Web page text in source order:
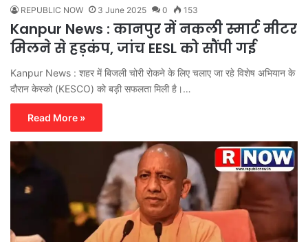
REPUBLIC NOW 3 June 2025 0 153
Kanpur News : कानपुर में नकली स्मार्ट मीटर
मिलने से हड़कंप, जांच EESL को सौंपी गई
Kanpur News : शहर में बिजली चोरी रोकने के लिए चलाए जा रहे विशेष अभियान के
दौरान केस्को (KESCO) को बड़ी सफलता मिली है।…
Read More »